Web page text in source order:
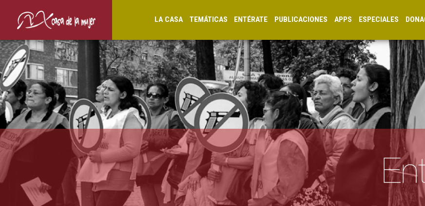
LA CASA TEMÁTICAS ENTÉRATE PUBLICACIONES APPS ESPECIALES